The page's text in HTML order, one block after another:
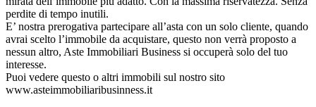
perdite di tempo inutili.
E’ nostra prerogativa partecipare all’asta con un solo cliente, quando
avrai scelto l’immobile da acquistare, questo non verrà proposto a
nessun altro, Aste Immobiliari Business si occuperà solo del tuo
interesse.
Puoi vedere questo o altri immobili sul nostro sito
www.asteimmobiliaribusinness.it